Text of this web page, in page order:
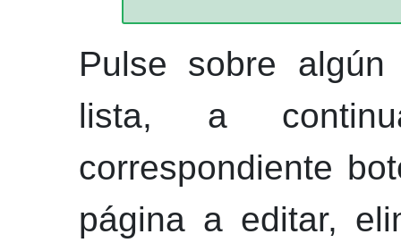
Pulse sobre
lista, a
correspondiente
página a editar,